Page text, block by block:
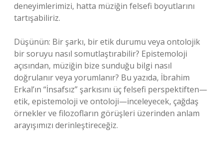
deneyimlerimizi, hatta müziğin felsefi boyutlarını
tartışabiliriz.
Düşünün: Bir şarkı, bir etik durumu veya ontolojik
bir soruyu nasıl somutlaştırabilir? Epistemoloji
açısından, müziğin bize sunduğu bilgi nasıl
doğrulanır veya yorumlanır? Bu yazıda, İbrahim
Erkal’ın “İnsafsız” şarkısını üç felsefi perspektiften—
etik, epistemoloji ve ontoloji—inceleyecek, çağdaş
örnekler ve filozofların görüşleri üzerinden anlam
arayışımızı derinleştireceğiz.